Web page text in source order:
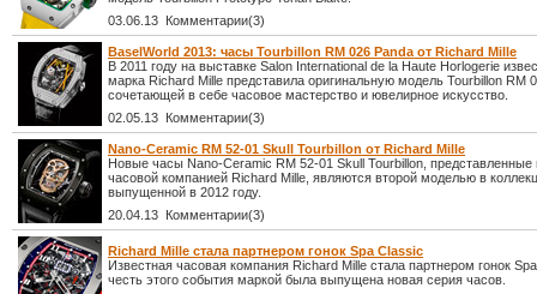
03.06.13 Комментарии(3)
BaselWorld 2013: часы Tourbillon RM 026 Panda от Richard Mille
В 2011 году на выставке Salon International de la Haute Horlogerie
марка Richard Mille представила оригинальную модель Tourbillon RM
сочетающей в себе часовое мастерство и ювелирное искусство.
02.05.13 Комментарии(3)
Nano-Ceramic RM 52-01 Skull Tourbillon от Richard Mille
Новые часы Nano-Ceramic RM 52-01 Skull Tourbillon, представленные
часовой компанией Richard Mille, являются второй моделью в
выпущенной в 2012 году.
20.04.13 Комментарии(3)
Richard Mille стала партнером гонок Spa Classic
Известная часовая компания Richard Mille стала партнером гонок
честь этого события маркой была выпущена новая серия часов.